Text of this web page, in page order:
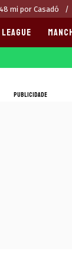
mi por Casadó
PUBLICIDADE